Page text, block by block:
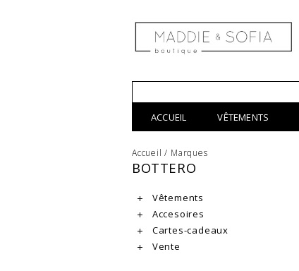
ACCUEIL VÊTEMENTS
Accueil / Marques
BOTTERO
Vêtements
Accesoires
Cartes-cadeaux
Vente